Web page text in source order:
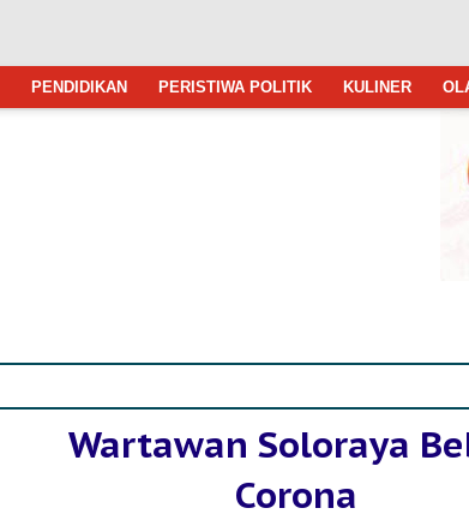
PENDIDIKAN PERISTIWA POLITIK KULINER
Wartawan Soloraya
Corona